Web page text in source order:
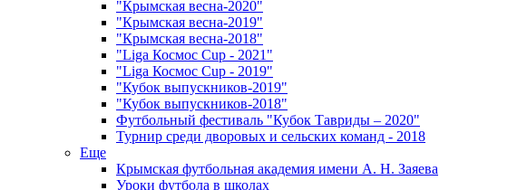
"Крымская весна-2020"
"Крымская весна-2019"
"Крымская весна-2018"
"Liga Космос Cup - 2021"
"Liga Космос Cup - 2019"
"Кубок выпускников-2019"
"Кубок выпускников-2018"
Футбольный фестиваль "Кубок Тавриды – 2020"
Турнир среди дворовых и сельских команд - 2018
Еще
Крымская футбольная академия имени А. Н. Заяева
Уроки футбола в школах